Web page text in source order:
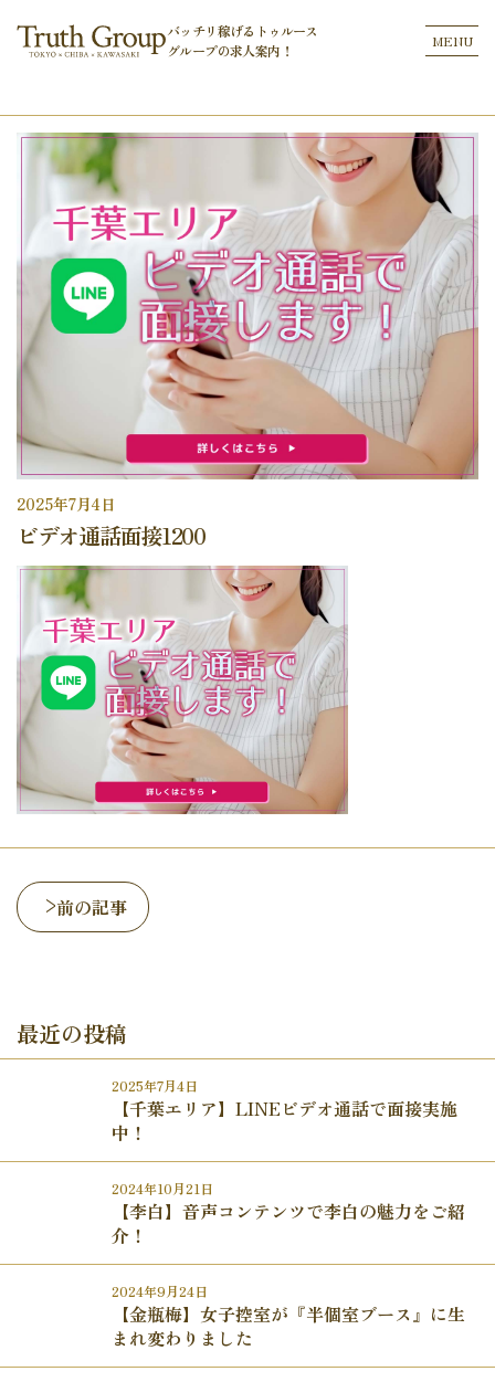
バッチリ稼げるトゥルース
グループの求人案内！
MENU
2025年7月4日
ビデオ通話面接1200
前の記事
最近の投稿
2025年7月4日
【千葉エリア】LINEビデオ通話で面接実施
中！
2024年10月21日
【李白】音声コンテンツで李白の魅力をご紹
介！
2024年9月24日
【金瓶梅】女子控室が『半個室ブース』に生
まれ変わりました